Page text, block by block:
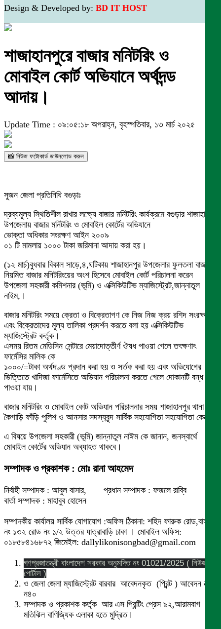
Design & Developed by: BD IT HOST
শাজাহানপুরে বাজার মনিটরিং ও
মোবাইল কোর্ট অভিযানে অর্থদন্ড
আদায়।
Update Time : ০৯:০৫:১৮ অপরাহ্ন, বৃহস্পতিবার, ১৩ মার্চ ২০২৫
📸 নিউজ ফটোকার্ড ডাউনলোড করুন
সুজন জেলা প্রতিনিধি বগুড়াঃ
দ্রব্যমূল্য স্থিতিশীল রাখার লক্ষ্যে বাজার মনিটরিং কার্যক্রমে বগুড়ার শাজাহানপুর
উপজেলায় বাজার মনিটরিং ও মোবাইল কোর্টের অভিযানে
ভোক্তা অধিকার সংরক্ষণ আইন ২০০৯
০১ টি মামলায় ১০০০ টাকা জরিমানা আদায় করা হয়।
(১২ মার্চ)বুধবার বিকাল সাড়ে,৪,ঘটিকায় শাজাহানপুর উপজেলার ফুলতলা বাজারে
নিয়মিত বাজার মনিটরিংয়ের অংশ হিসেবে মোবাইল কোর্ট পরিচালনা করেন
উপজেলা সহকারী কমিশনার (ভূমি) ও এক্সিকিউটিভ ম্যাজিস্ট্রেট,জান্নাতুল
নাইম,।
বাজার মনিটরিং সময়ে ক্রেতা ও বিক্রেতাগণ কে নিজ নিজ ক্রয় রশিদ সংরক্ষণ
এবং বিক্রেতাদের মূল্য তালিকা প্রদর্শন করতে বলা হয় এক্সিকিউটিভ
ম্যাজিস্ট্রেট কর্তৃক।
এসময় রিতম মেডিসিন সেন্টারে মেয়াদোত্তীর্ণ ঔষধ পাওয়া গেলে তৎক্ষণাৎ
ফার্মেসির মালিক কে
১০০০/=টাকা অর্থদণ্ড প্রদান করা হয় ও সর্তক করা হয় এবং অভিযোগের
ভিত্তিতে খাদিজা ফার্মেসিতে অভিযান পরিচালনা করতে গেলে দোকানটি বন্ধ
পাওয়া যায়।
বাজার মনিটরিং ও মোবাইল কোট অভিযান পরিচালনার সময় শাজাহানপুর থানা
কৈগাড়ি ফাঁড়ি পুলিশ ও আনসার সদস্যবৃন্দ সার্বিক সহযোগিতা সহযোগিতা কেন ।
এ বিষয়ে উপজেলা সহকারী (ভূমি) জান্নাতুল নাঈম কে জানান, জনস্বার্থে
মোবাইল কোর্টের অভিযান অব্যাহত থাকবে।
সম্পাদক ও প্রকাশক : মোঃ রানা আহমেদ
নির্বাহী সম্পাদক : আবুল বাসার, প্রধান সম্পাদক : ফজলে রাব্বি
বার্তা সম্পাদক : মাহাবুব হোসেন
সম্পাদকীয় কার্যালয় সার্বিক যোগাযোগ :অফিস ঠিকানা: শহিদ ফারুক রোড,বাসা
নং ১৩২ রোড নং ১/২ উত্তর যাত্রাবাড়ি ঢাকা । মোবাইল অফিস:
০১৮৫৮৪১৬৮৭২ জিমেইল: dallylikonisongbad@gmail.com
গণপ্রজাতন্ত্রী বাংলাদেশ সরকার অনুমদিত নং 01021/2025 ( নিউজ
পোর্টাল )
ও জেলা জেলা ম্যাজিস্ট্রেট বারবার আবেদনকৃত (প্রিন্ট ) আবেদন নং
ন৪০
সম্পাদক ও প্রকাশক কর্তৃক আর এস প্রিন্টিং প্রেস ৯২,আরামবাগ
মতিঝিল বাণিজ্যিক এলাকা হতে মুদ্রিত।